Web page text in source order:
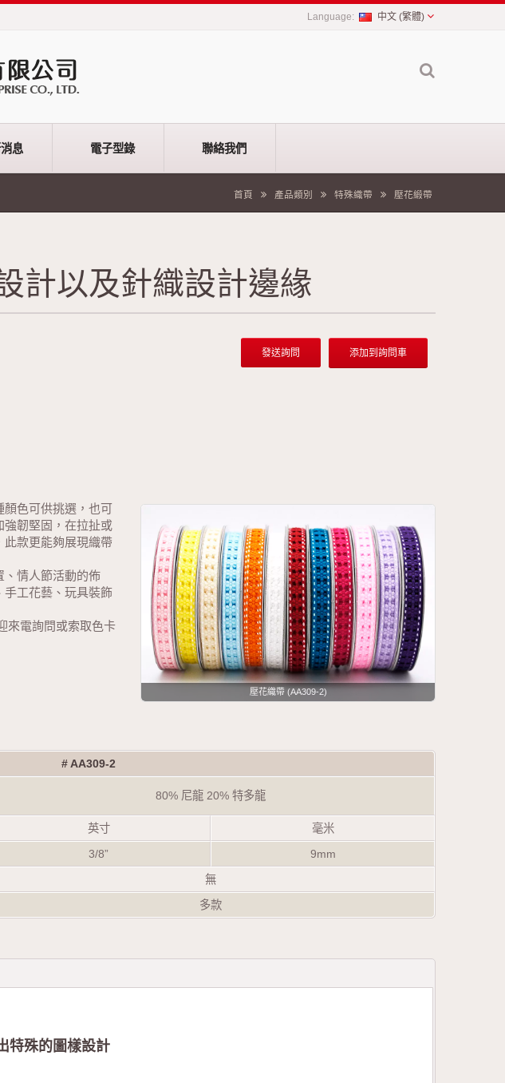
中文 (繁體)
息 電子型錄 聯絡我們
首頁 產品類別 特殊織帶 壓花緞帶
計以及針織設計邊緣
發送詢問 添加到詢問車
壓花織帶 (AA309-2)
顏色可供挑選，也可
強韌堅固，在拉扯或
款更能夠展現織帶
、情人節活動的佈
手工花藝、玩具裝飾
來電詢問或索取色卡
# AA309-2
80% 尼龍 20% 特多龍
英寸
毫米
3/8”
9mm
無
多款
特殊的圖樣設計